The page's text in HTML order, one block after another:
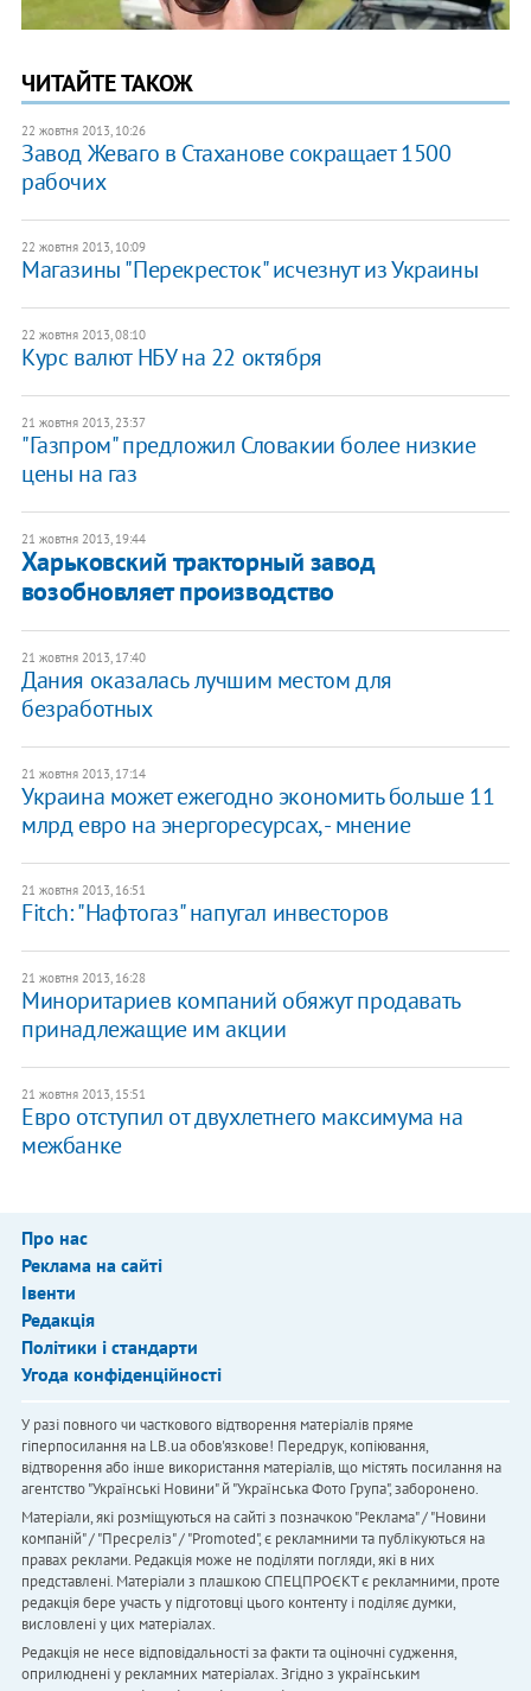
ЧИТАЙТЕ ТАКОЖ
22 жовтня 2013, 10:26
Завод Жеваго в Стаханове сокращает 1500
рабочих
22 жовтня 2013, 10:09
Магазины "Перекресток" исчезнут из Украины
22 жовтня 2013, 08:10
Курс валют НБУ на 22 октября
21 жовтня 2013, 23:37
"Газпром" предложил Словакии более низкие
цены на газ
21 жовтня 2013, 19:44
Харьковский тракторный завод
возобновляет производство
21 жовтня 2013, 17:40
Дания оказалась лучшим местом для
безработных
21 жовтня 2013, 17:14
Украина может ежегодно экономить больше 11
млрд евро на энергоресурсах, - мнение
21 жовтня 2013, 16:51
Fitch: "Нафтогаз" напугал инвесторов
21 жовтня 2013, 16:28
Миноритариев компаний обяжут продавать
принадлежащие им акции
21 жовтня 2013, 15:51
Евро отступил от двухлетнего максимума на
межбанке
Про нас
Реклама на сайті
Івенти
Редакція
Політики і стандарти
Угода конфіденційності
У разі повного чи часткового відтворення матеріалів пряме
гіперпосилання на LB.ua обов'язкове! Передрук, копіювання,
відтворення або інше використання матеріалів, що містять посилання на
агентство "Українськi Новини" й "Українська Фото Група", заборонено.
Матеріали, які розміщуються на сайті з позначкою "Реклама" / "Новини
компаній" / "Пресреліз" / "Promoted", є рекламними та публікуються на
правах реклами. Редакція може не поділяти погляди, які в них
представлені. Матеріали з плашкою СПЕЦПРОЄКТ є рекламними, проте
редакція бере участь у підготовці цього контенту і поділяє думки,
висловлені у цих матеріалах.
Редакція не несе відповідальності за факти та оціночні судження,
оприлюднені у рекламних матеріалах. Згідно з українським